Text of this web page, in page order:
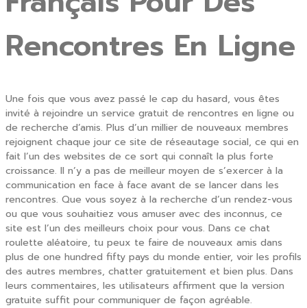
Rencontres En Ligne
Une fois que vous avez passé le cap du hasard, vous êtes
invité à rejoindre un service gratuit de rencontres en ligne ou
de recherche d’amis. Plus d’un millier de nouveaux membres
rejoignent chaque jour ce site de réseautage social, ce qui en
fait l’un des websites de ce sort qui connaît la plus forte
croissance. Il n’y a pas de meilleur moyen de s’exercer à la
communication en face à face avant de se lancer dans les
rencontres. Que vous soyez à la recherche d’un rendez-vous
ou que vous souhaitiez vous amuser avec des inconnus, ce
site est l’un des meilleurs choix pour vous. Dans ce chat
roulette aléatoire, tu peux te faire de nouveaux amis dans
plus de one hundred fifty pays du monde entier, voir les profils
des autres membres, chatter gratuitement et bien plus. Dans
leurs commentaires, les utilisateurs affirment que la version
gratuite suffit pour communiquer de façon agréable.